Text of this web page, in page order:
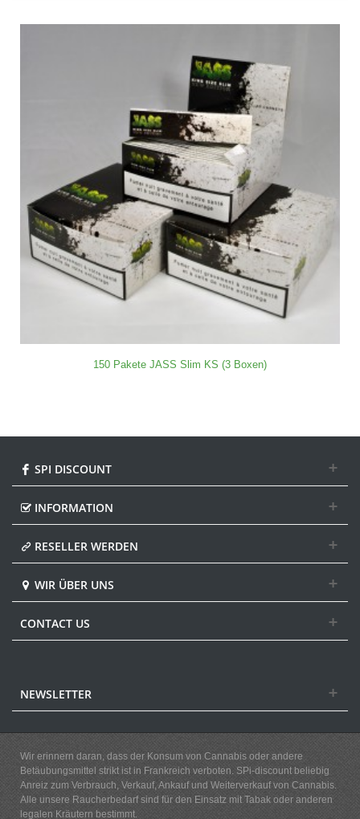
150 Pakete JASS Slim KS (3 Boxen)
SPI DISCOUNT
INFORMATION
RESELLER WERDEN
WIR ÜBER UNS
CONTACT US
NEWSLETTER
Wir erinnern daran, dass der Konsum von Cannabis oder andere
Betäubungsmittel strikt ist in Frankreich verboten. SPi-discount beliebig
Anreiz zum Verbrauch, Verkauf, Ankauf und Weiterverkauf von Cannabis.
Alle unsere Raucherbedarf sind für den Einsatz mit Tabak oder anderen
legalen Kräutern bestimmt.